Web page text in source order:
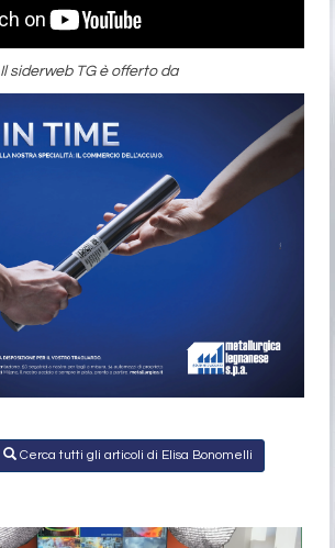
Il siderweb TG è offerto da
Cerca tutti gli articoli di Elisa Bonomelli